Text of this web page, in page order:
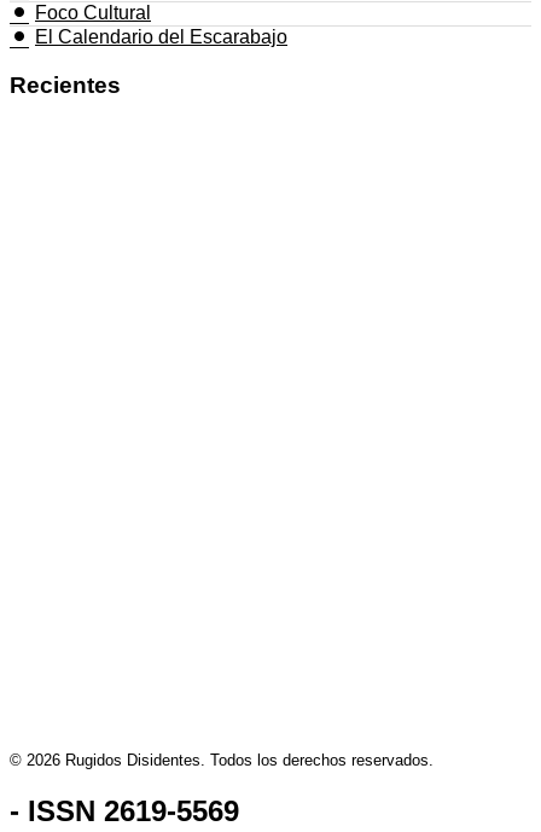
Foco Cultural
El Calendario del Escarabajo
Recientes
© 2026 Rugidos Disidentes. Todos los derechos reservados.
- ISSN 2619-5569